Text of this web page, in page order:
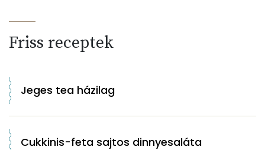
Friss receptek
Jeges tea házilag
Cukkinis-feta sajtos dinnyesaláta